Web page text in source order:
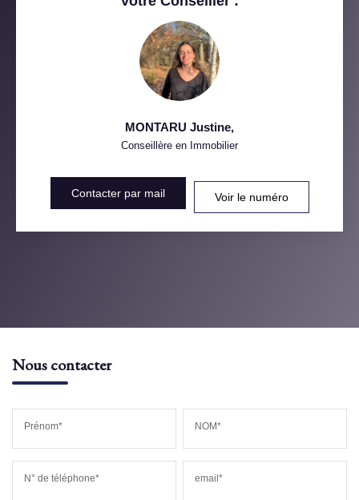
MONTARU Justine,
Conseillère en Immobilier
Contacter par mail Voir le numéro
Nous contacter
Prénom* NOM*
N° de téléphone* email*